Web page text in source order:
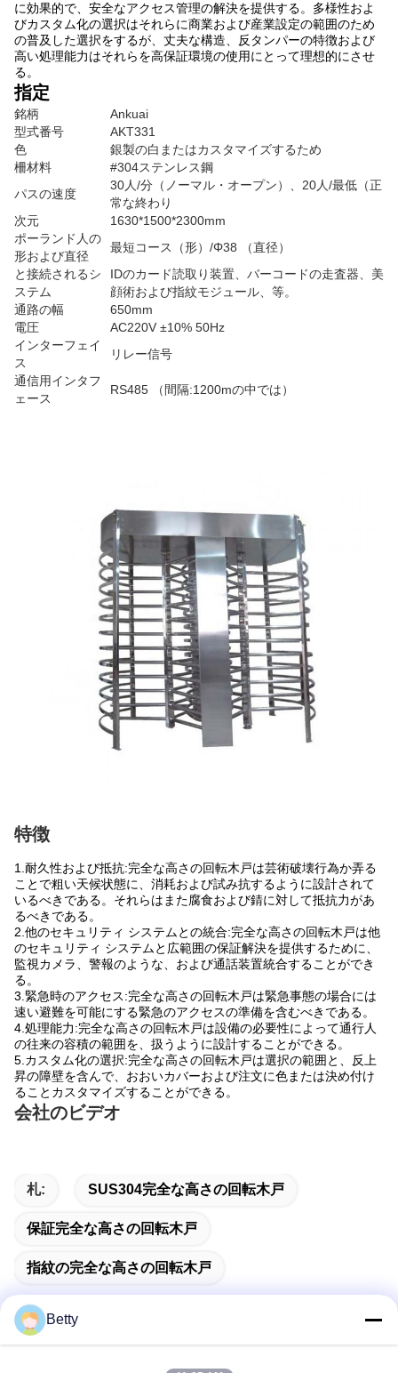
に効果的で、安全なアクセス管理の解決を提供する。多様性およ
びカスタム化の選択はそれらに商業および産業設定の範囲のため
の普及した選択をするが、丈夫な構造、反タンパーの特徴および
高い処理能力はそれらを高保証環境の使用にとって理想的にさせ
る。
指定
銘柄
Ankuai
型式番号
AKT331
色
銀製の白またはカスタマイズするため
柵材料
#304ステンレス鋼
パスの速度
30人/分（ノーマル・オープン）、20人/最低（正
常な終わり
次元
1630*1500*2300mm
ポーランド人の
形および直径
最短コース（形）/Φ38 （直径）
と接続されるシ
ステム
IDのカード読取り装置、バーコードの走査器、美
顔術および指紋モジュール、等。
通路の幅
650mm
電圧
AC220V ±10% 50Hz
インターフェイ
ス
リレー信号
通信用インタフ
ェース
RS485 （間隔:1200mの中では）
特徴
1.耐久性および抵抗:完全な高さの回転木戸は芸術破壊行為か弄る
ことで粗い天候状態に、消耗および試み抗するように設計されて
いるべきである。それらはまた腐食および錆に対して抵抗力があ
るべきである。
2.他のセキュリティ システムとの統合:完全な高さの回転木戸は他
のセキュリティ システムと広範囲の保証解決を提供するために、
監視カメラ、警報のような、および通話装置統合することができ
る。
3.緊急時のアクセス:完全な高さの回転木戸は緊急事態の場合には
速い避難を可能にする緊急のアクセスの準備を含むべきである。
4.処理能力:完全な高さの回転木戸は設備の必要性によって通行人
の往来の容積の範囲を、扱うように設計することができる。
5.カスタム化の選択:完全な高さの回転木戸は選択の範囲と、反上
昇の障壁を含んで、おおいカバーおよび注文に色または決め付け
ることカスタマイズすることができる。
会社のビデオ
札: SUS304完全な高さの回転木戸
保証完全な高さの回転木戸
指紋の完全な高さの回転木戸
Betty